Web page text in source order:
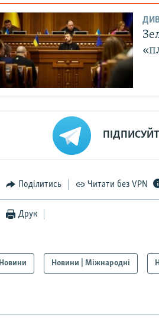
Поділитись Читати без VPN
Друк
Новини Новини | Міжнародні